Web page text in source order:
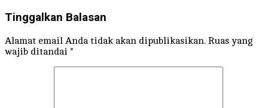
Tinggalkan Balasan
Alamat email Anda tidak akan dipublikasikan. Ruas yang
wajib ditandai *